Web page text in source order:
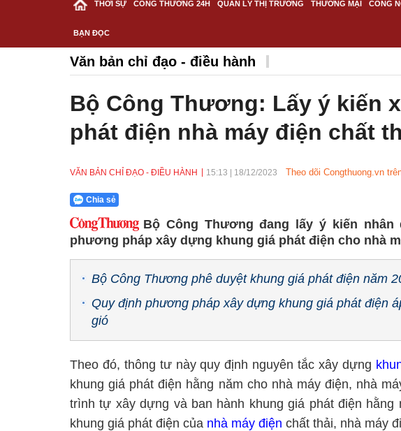
THỜI SỰ CÔNG THƯƠNG 24H QUẢN LÝ THỊ TRƯỜNG THƯƠNG MẠI CÔNG
BẠN ĐỌC
Văn bản chỉ đạo - điều hành
Bộ Công Thương: Lấy ý kiến
phát điện nhà máy điện chất
VĂN BẢN CHỈ ĐẠO - ĐIỀU HÀNH 15:13 18/12/2023 Theo dõi Congthuong.vn
Chia sẻ
Bộ Công Thương đang lấy ý kiến
phương pháp xây dựng khung giá phát điện cho nhà
Bộ Công Thương phê duyệt khung giá phát điện năm
Quy định phương pháp xây dựng khung giá phát điện
gió
Theo đó, thông tư này quy định nguyên tắc xây dựng
khung giá phát điện hằng năm cho nhà máy điện, nhà
trình tự xây dựng và ban hành khung giá phát điện
khung giá phát điện của nhà máy điện chất thải, nhà máy